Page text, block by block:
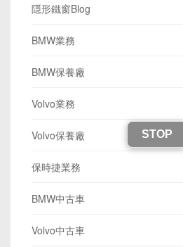
隱形鐵窗Blog
BMW業務
BMW保養廠
Volvo業務
Volvo保養廠
保時捷業務
BMW中古車
Volvo中古車
STOP